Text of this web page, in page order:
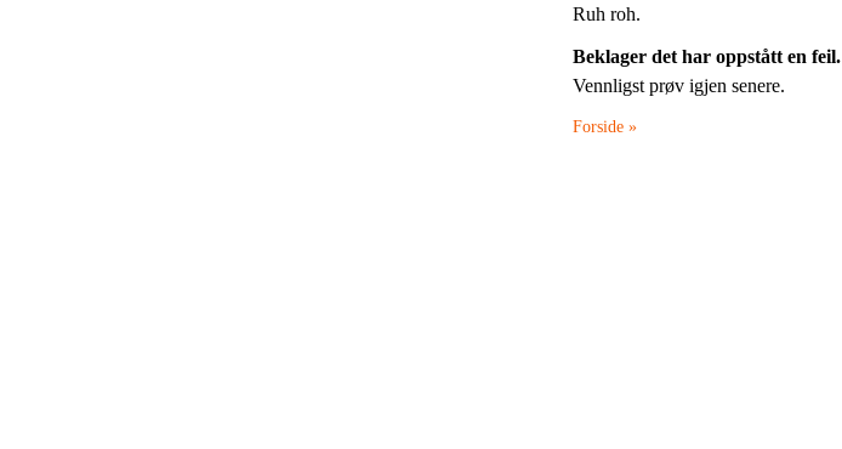
Ruh roh.
Beklager det har oppstått en feil.
Vennligst prøv igjen senere.
Forside »